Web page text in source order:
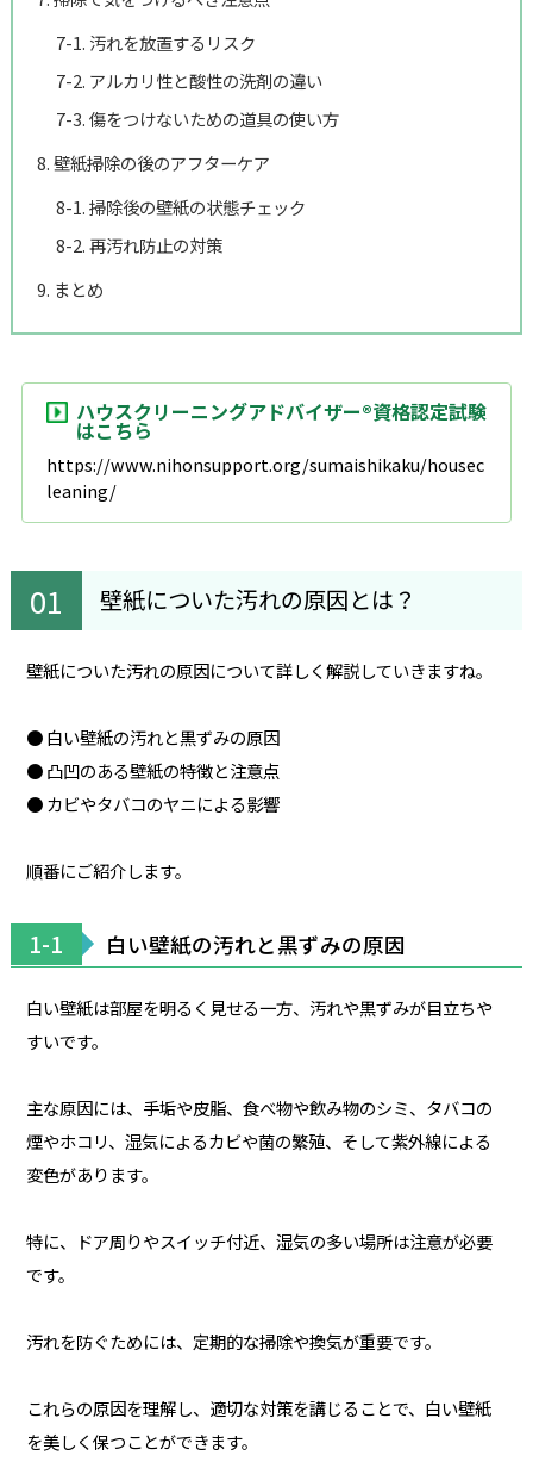
7-1. 汚れを放置するリスク
7-2. アルカリ性と酸性の洗剤の違い
7-3. 傷をつけないための道具の使い方
8. 壁紙掃除の後のアフターケア
8-1. 掃除後の壁紙の状態チェック
8-2. 再汚れ防止の対策
9. まとめ
ハウスクリーニングアドバイザー®資格認定試験
はこちら
https://www.nihonsupport.org/sumaishikaku/housec
leaning/
壁紙についた汚れの原因とは？
壁紙についた汚れの原因について詳しく解説していきますね。
● 白い壁紙の汚れと黒ずみの原因
● 凸凹のある壁紙の特徴と注意点
● カビやタバコのヤニによる影響
順番にご紹介します。
1-1 白い壁紙の汚れと黒ずみの原因
白い壁紙は部屋を明るく見せる一方、汚れや黒ずみが目立ちや
すいです。
主な原因には、手垢や皮脂、食べ物や飲み物のシミ、タバコの
煙やホコリ、湿気によるカビや菌の繁殖、そして紫外線による
変色があります。
特に、ドア周りやスイッチ付近、湿気の多い場所は注意が必要
です。
汚れを防ぐためには、定期的な掃除や換気が重要です。
これらの原因を理解し、適切な対策を講じることで、白い壁紙
を美しく保つことができます。